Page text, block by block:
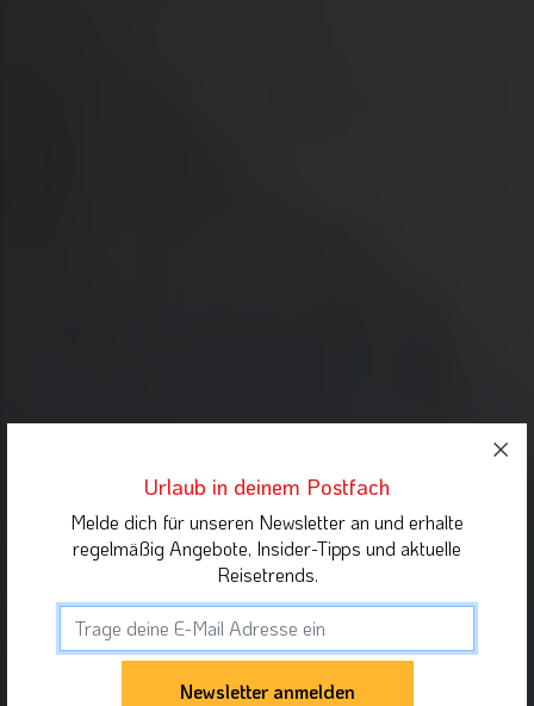
Urlaub in deinem Postfach
Melde dich für unseren Newsletter an und erhalte
regelmäßig Angebote, Insider-Tipps und aktuelle
Reisetrends.